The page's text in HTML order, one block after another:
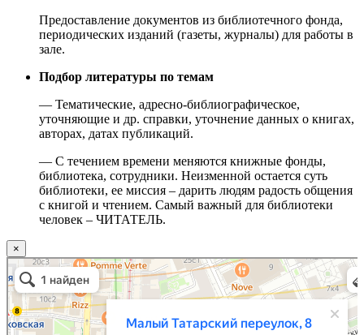
Предоставление документов из библиотечного фонда,
периодических изданий (газеты, журналы) для работы в
зале.
Подбор литературы по темам
— Тематические, адресно-библиографическое,
уточняющие и др. справки, уточнение данных о книгах,
авторах, датах публикаций.
— С течением времени меняются книжные фонды,
библиотека, сотрудники. Неизменной остается суть
библиотеки, ее миссия – дарить людям радость общения
с книгой и чтением. Самый важный для библиотеки
человек – ЧИТАТЕЛЬ.
×
Москва
Малый Татарский переулок, 8 на карте Москвы, ближайшее метро Новокузнецкая —
Яндекс.Карты